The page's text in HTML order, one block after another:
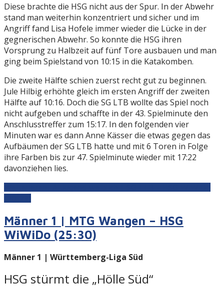
Diese brachte die HSG nicht aus der Spur. In der Abwehr
stand man weiterhin konzentriert und sicher und im
Angriff fand Lisa Hofele immer wieder die Lücke in der
gegnerischen Abwehr. So konnte die HSG ihren
Vorsprung zu Halbzeit auf fünf Tore ausbauen und man
ging beim Spielstand von 10:15 in die Katakomben.
Die zweite Hälfte schien zuerst recht gut zu beginnen.
Jule Hilbig erhöhte gleich im ersten Angriff der zweiten
Hälfte auf 10:16. Doch die SG LTB wollte das Spiel noch
nicht aufgeben und schaffte in der 43. Spielminute den
Anschlusstreffer zum 15:17. In den folgenden vier
Minuten war es dann Anne Kässer die etwas gegen das
Aufbäumen der SG LTB hatte und mit 6 Toren in Folge
ihre Farben bis zur 47. Spielminute wieder mit 17:22
davonziehen lies.
Männer 1 | MTG Wangen – HSG
WiWiDo (25:30)
Männer 1 | Württemberg-Liga Süd
HSG stürmt die „Hölle Süd“